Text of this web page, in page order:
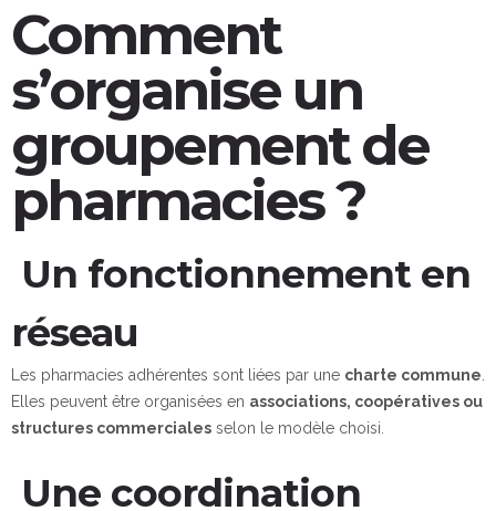
Comment
s’organise un
groupement de
pharmacies ?
Un fonctionnement en
réseau
Les pharmacies adhérentes sont liées par une charte commune
Elles peuvent être organisées en associations, coopératives ou
structures commerciales selon le modèle choisi.
Une coordination